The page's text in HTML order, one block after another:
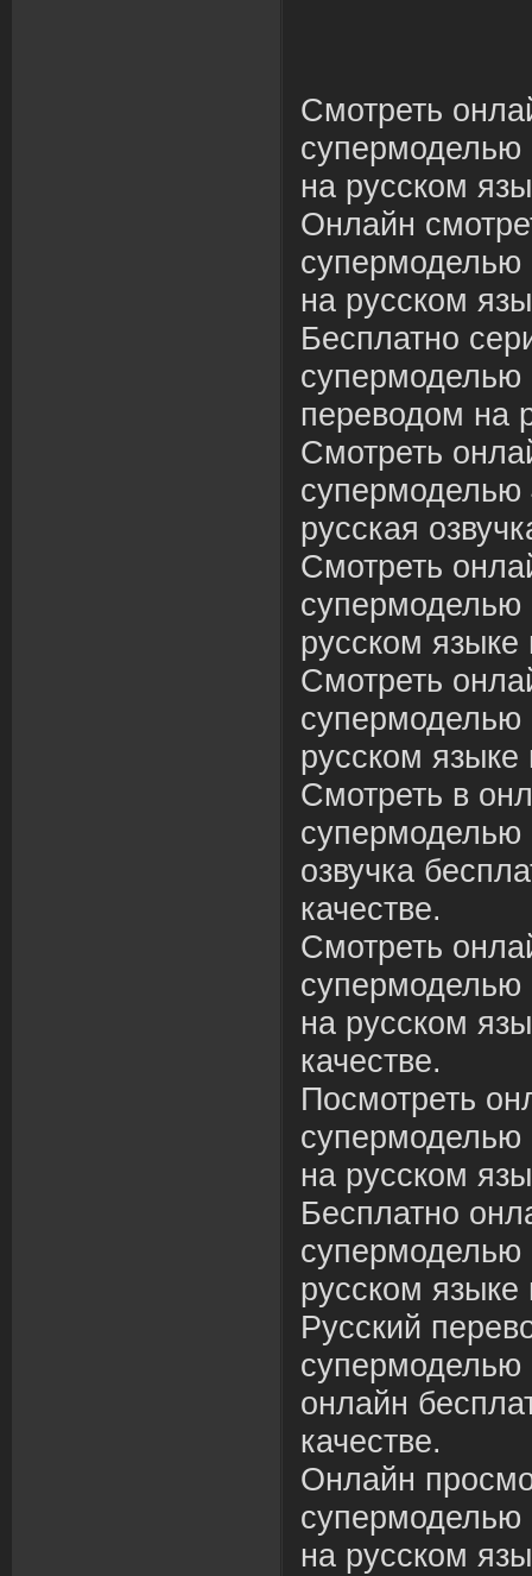
Смотреть
супермоделью
на русском
Онлайн
супермоделью
на русском
Бесплатно
супермоделью
переводом на
Смотреть
супермоделью
русская
Смотреть
супермоделью
русском
Смотреть
супермоделью
русском
Смотреть в
супермоделью
озвучка
качестве.
Смотреть
супермоделью
на русском
качестве.
Посмотреть
супермоделью
на русском
Бесплатно
супермоделью
русском
Русский
супермоделью
онлайн
качестве.
Онлайн
супермоделью
на русском